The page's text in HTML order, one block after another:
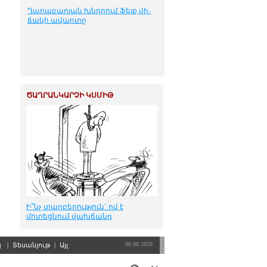
Ղա­րա­բա­ղ­յան խնդ­րում ֆեյք վի­
ճա­կի ա­վար­տը
ԾԱՂՐԱՆԿԱՐՉԻ ԿՍՄԻԹ
Ի՞նչ տարբերություն` ով է
մոտեցնում վախճանդ
| Տեսանյութ | Այլ 08.08.2026